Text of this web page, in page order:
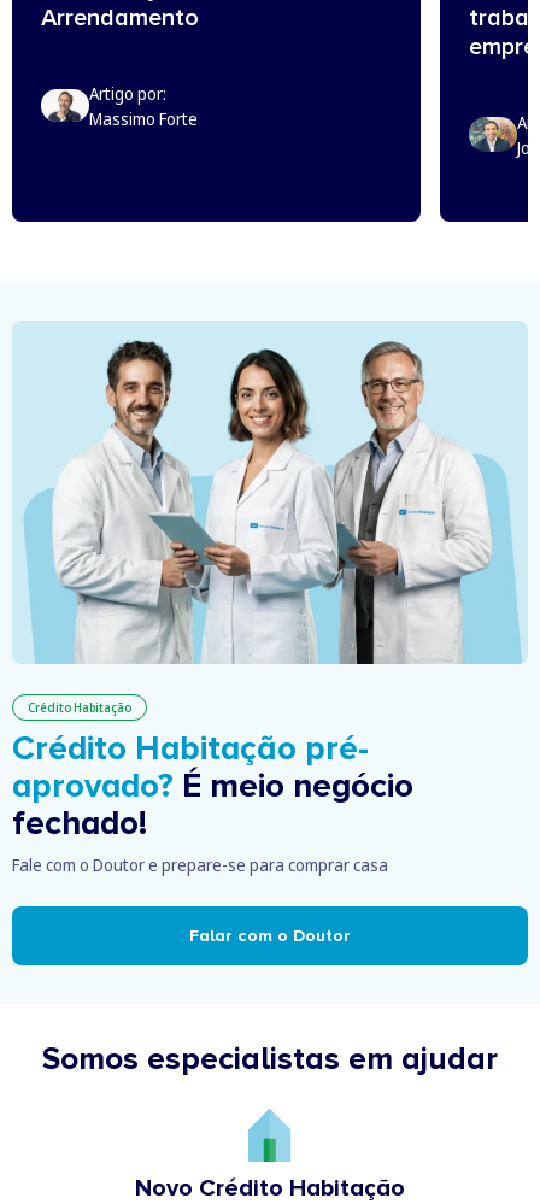
Arrendamento
Artigo por:
Massimo Forte
Crédito Habitação
Crédito Habitação pré-
aprovado? É meio negócio
fechado!
Fale com o Doutor e prepare-se para comprar casa
Falar com o Doutor
Somos especialistas em ajudar
Novo Crédito Habitação